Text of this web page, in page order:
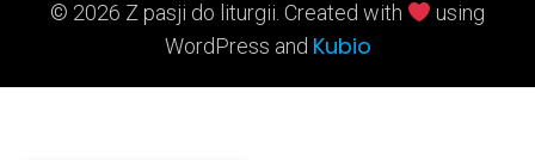
© 2026 Z pasji do liturgii. Created with
using
WordPress and Kubio